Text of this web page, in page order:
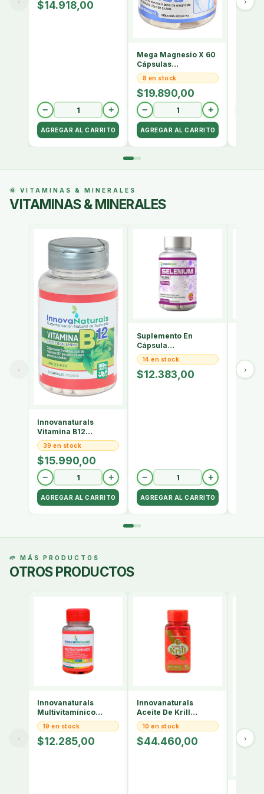
$14.918,00
− +
Mega Magnesio X 60
Cápsulas
Innovanaturals Sabor
Sin Sabor
8 en stock
$19.890,00
− +
🌞 VITAMINAS & MINERALES
VITAMINAS & MINERALES
‹
Innovanaturals
Vitamina B12
Metilcobalamina
Suplemento
39 en stock
$15.990,00
− +
Suplemento En
Cápsula
Innovanaturals
Selenio X 600mg
14 en stock
$12.383,00
− +
Sin
❌ Sin
›
🌱 MÁS PRODUCTOS
OTROS PRODUCTOS
‹
Innovanaturals
Multivitamínico
Aporta Vitalidad Y
Energía Sabor No
19 en stock
$12.285,00
Innovanaturals
Aceite De Krill
Cápsulas Salud
Cardiovascular Sin
Sabor
10 en stock
$44.460,00 ›